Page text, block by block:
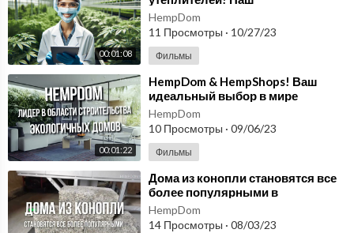
00:01:08
инновационный утеплитель -
совершенство теплоизоляции!
HempDom
11 Просмотры · 10/27/23
Фильмы
00:01:22
⁣HempDom & HempShops! Ваш
идеальный выбор в мире
конопли!
HempDom
10 Просмотры · 09/06/23
Фильмы
⁣Дома из конопли становятся все
более популярными в
современном мире благодаря их
экологичности!
HempDom
14 Просмотры · 08/03/23